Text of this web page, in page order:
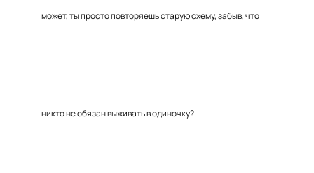
может, ты просто повторяешь старую схему, забыв, что
никто не обязан выживать в одиночку?